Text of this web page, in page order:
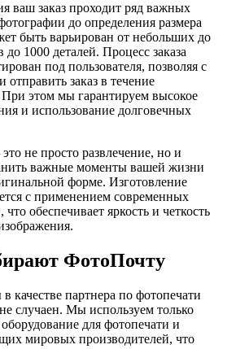
ваш заказ проходит ряд важных
до определения размера
быть варьирован от небольших до
1000 деталей. Процесс заказа
под пользователя, позволяя с
отправить заказ в течение
этом мы гарантируем высокое
и использование долговечных
не просто развлечение, но и
важные моменты вашей жизни
форме. Изготовление
с применением современных
обеспечивает яркость и четкость
ФотоПочту
партнера по фотопечати
случаен. Мы используем только
для фотопечати и
мировых производителей, что